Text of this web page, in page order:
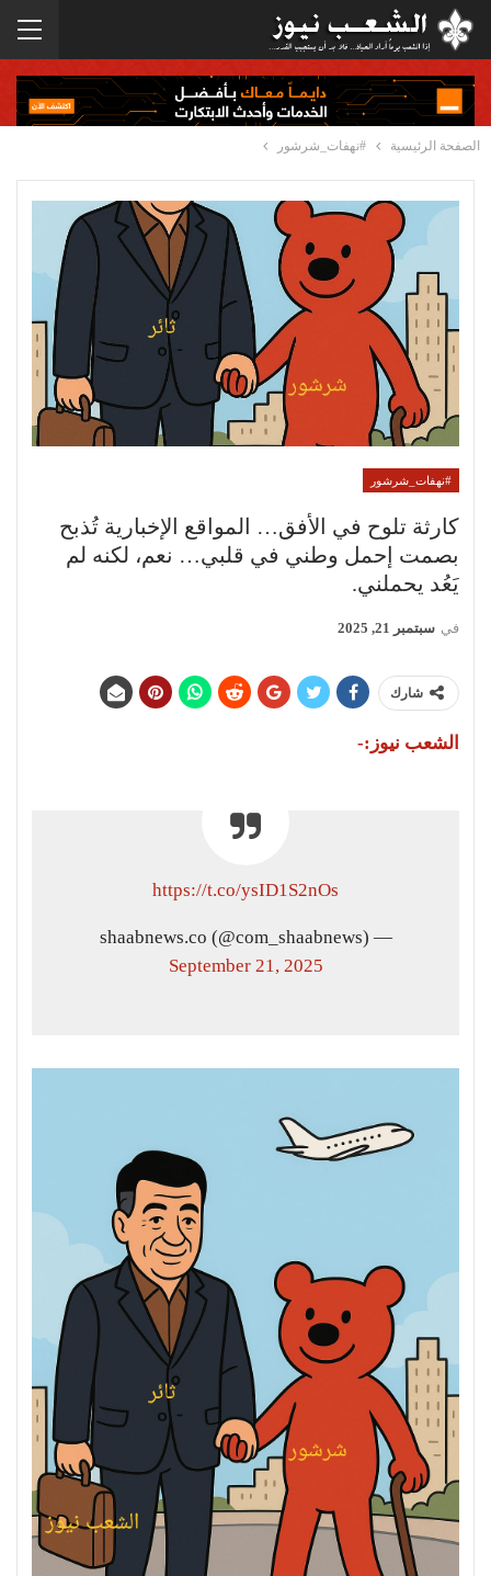
الصفحة الرئيسية #نهفات_شرشور
#نهفات_شرشور
كارثة تلوح في الأفق… المواقع الإخبارية تُذبح
بصمت إحمل وطني في قلبي… نعم، لكنه لم
يَعُد يحملني.
في سبتمبر 21, 2025
شارك
الشعب نيوز:-
https://t.co/ysID1S2nOs
— shaabnews.co (@com_shaabnews)
September 21, 2025